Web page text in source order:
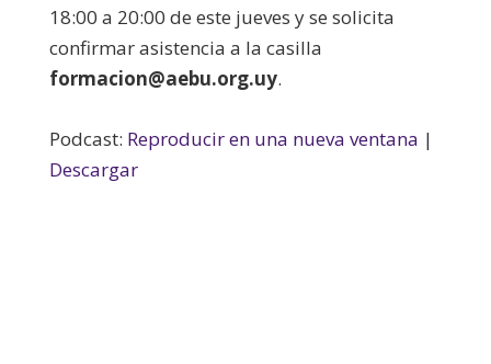
18:00 a 20:00 de este jueves y se solicita
confirmar asistencia a la casilla
formacion@aebu.org.uy.
Podcast: Reproducir en una nueva ventana |
Descargar